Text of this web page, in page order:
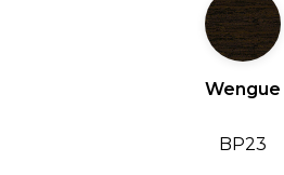
Wengue
BP23